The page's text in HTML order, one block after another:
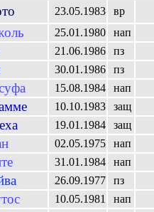
23.05.1983 вр
25.01.1980
нап
21.06.1986
пз
30.01.1986 пз
15.08.1984 нап
10.10.1983 защ
19.01.1984 защ
02.05.1975 нап
31.01.1984
нап
26.09.1977 пз
10.05.1981
нап